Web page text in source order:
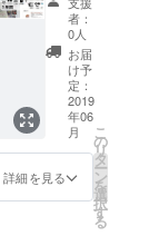
担下さ
い。 ※
ご参加
が不要
の場
合、ご
支援時
にその
旨をお
書きく
可能で
す。そ
の旨を
お書き
くださ
い。 ※
ご都合
があわ
ない場
合は、
０１９
年７
月、つ
くば市
内での
開催を
予定し
ており
ます。
詳細は
追って
お知ら
このお
値段で
通うこ
とがで
きま
す。 経
済的な
理由で
学習で
きない
子供達
へのご
載させ
ていた
だきま
す。 詳
細は本
文末尾
の＜広
告リ
ターン
につい
て＞を
お読み
者：
0人
お届
け予
定：
2019
年06
月
詳細を見る
こ
の
リ
タ
ー
ン
を
選
択
す
る